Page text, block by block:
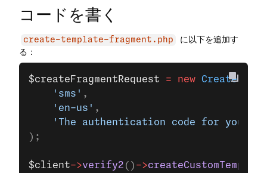
コードを書く
create-template-fragment.php
に以下を追加す
る：
$createFragmentRequest = new
    'sms'
,
    'en-us'
,
'The authentication code for your
);
$client->verify2 () ->